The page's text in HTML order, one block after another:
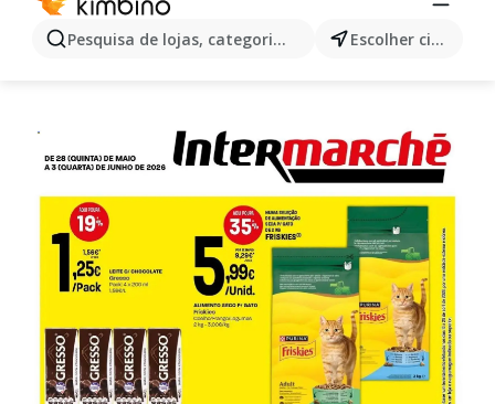
Pesquisa de lojas, categorias,produtos... Escolher cidade